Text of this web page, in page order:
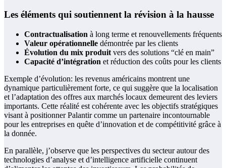
Les éléments qui soutiennent la révision à la hausse
Contractualisation à long terme et renouvellements fréquents
Valeur opérationnelle démontrée par les clients
Évolution du mix produit vers des solutions “clé en main”
Capacité d’intégration et réduction des coûts pour les clients
Exemple d’évolution: les revenus américains montrent une
dynamique particulièrement forte, ce qui suggère que la localisation
et l’adaptation des offres aux marchés locaux demeurent des leviers
importants. Cette réalité est cohérente avec les objectifs stratégiques
visant à positionner Palantir comme un partenaire incontournable
pour les entreprises en quête d’innovation et de compétitivité grâce à
la donnée.
En parallèle, j’observe que les perspectives du secteur autour des
technologies d’analyse et d’intelligence artificielle continuent